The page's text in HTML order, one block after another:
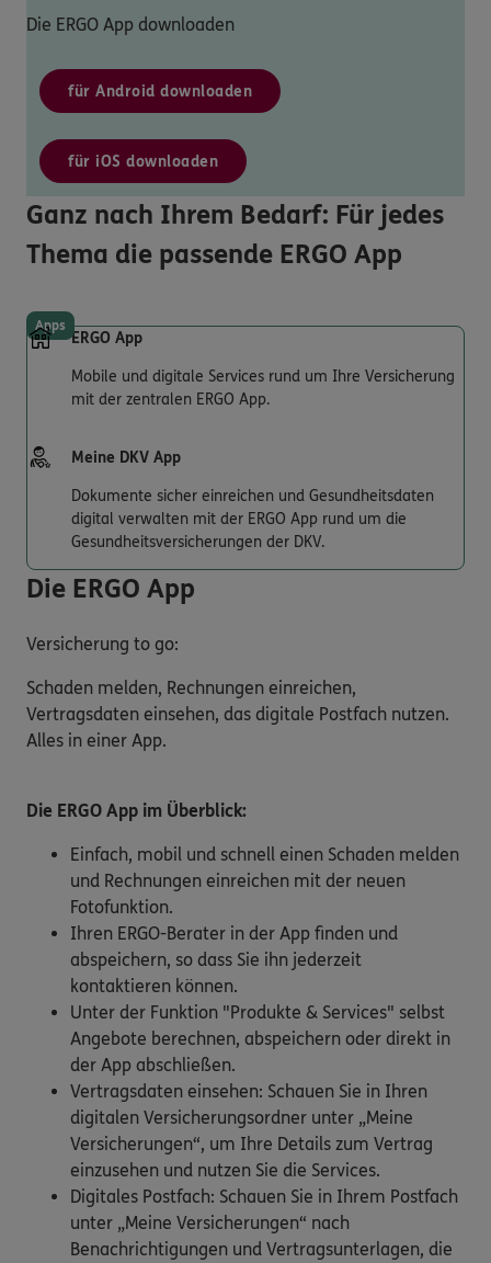
Die ERGO App downloaden
für Android downloaden
für iOS downloaden
Ganz nach Ihrem Bedarf: Für jedes
Thema die passende ERGO App
Apps
ERGO App
Mobile und digitale Services rund um Ihre Versicherung
mit der zentralen ERGO App.
Meine DKV App
Dokumente sicher einreichen und Gesundheitsdaten
digital verwalten mit der ERGO App rund um die
Gesundheitsversicherungen der DKV.
Die ERGO App
Versicherung to go:
Schaden melden, Rechnungen einreichen,
Vertragsdaten einsehen, das digitale Postfach nutzen.
Alles in einer App.
Die ERGO App im Überblick:
Einfach, mobil und schnell einen Schaden melden
und Rechnungen einreichen mit der neuen
Fotofunktion.
Ihren ERGO-Berater in der App finden und
abspeichern, so dass Sie ihn jederzeit
kontaktieren können.
Unter der Funktion "Produkte & Services" selbst
Angebote berechnen, abspeichern oder direkt in
der App abschließen.
Vertragsdaten einsehen: Schauen Sie in Ihren
digitalen Versicherungsordner unter „Meine
Versicherungen“, um Ihre Details zum Vertrag
einzusehen und nutzen Sie die Services.
Digitales Postfach: Schauen Sie in Ihrem Postfach
unter „Meine Versicherungen“ nach
Benachrichtigungen und Vertragsunterlagen, die